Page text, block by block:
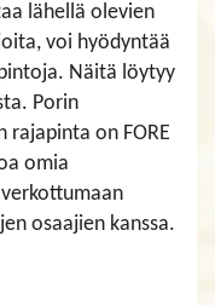
lähellä olevien
voi hyödyntää
Näitä löytyy
Porin
rajapinta on FORE
omia
osaajien kanssa.